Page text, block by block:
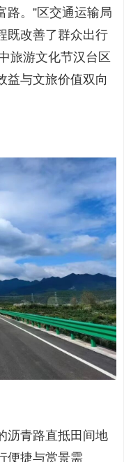
路。”区交通运输局
既改善了群众出行
旅游文化节汉台区
益与文旅价值双向
青路直抵田间地
便捷与赏景需